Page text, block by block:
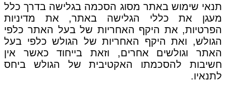
תנאי שימוש באתר מסוג הסכמה בגלישה בדרך כלל
מעגן את כללי הגלישה באתר, את מדיניות
הפרטיות, את היקף האחריות של בעל האתר כלפי
הגולש, ואת היקף האחריות של הגולש כלפי בעל
האתר וגולשים אחרים, וזאת בייחוד כאשר אין
חשיבות להסכמתו האקטיבית של הגולש ביחס
לתנאיו.